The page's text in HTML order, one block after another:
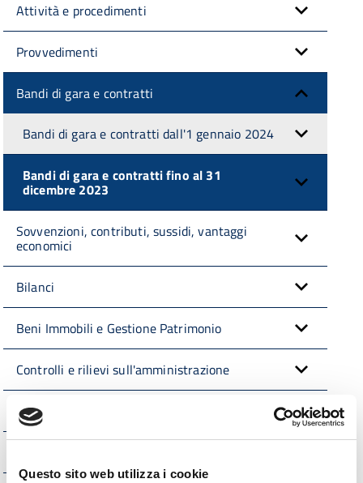
Questo sito web utilizza i cookie
Attività e procedimenti
Provvedimenti
Bandi di gara e contratti
Bandi di gara e contratti dall'1 gennaio 2024
Bandi di gara e contratti fino al 31
dicembre 2023
Sovvenzioni, contributi, sussidi, vantaggi
economici
Bilanci
Beni Immobili e Gestione Patrimonio
Controlli e rilievi sull'amministrazione
Servizi erogati